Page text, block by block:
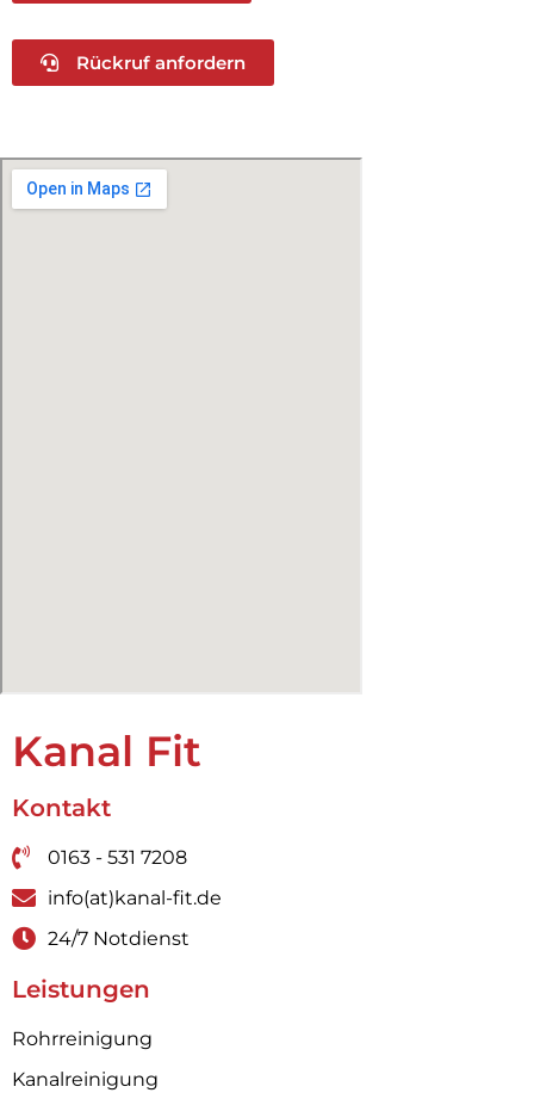
Rückruf anfordern
Kanal Fit
Kontakt
0163 - 531 7208
info(at)kanal-fit.de
24/7 Notdienst
Leistungen
Rohrreinigung
Kanalreinigung